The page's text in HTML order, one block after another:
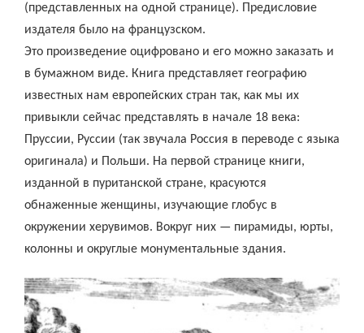
(представленных на одной странице). Предисловие
издателя было на французском.
Это произведение оцифровано и его можно заказать и
в бумажном виде. Книга представляет географию
известных нам европейских стран так, как мы их
привыкли сейчас представлять в начале 18 века:
Пруссии, Руссии (так звучала Россия в переводе с языка
оригинала) и Польши. На первой странице книги,
изданной в пуританской стране, красуются
обнаженные женщины, изучающие глобус в
окружении херувимов. Вокруг них — пирамиды, юрты,
колонны и округлые монументальные здания.